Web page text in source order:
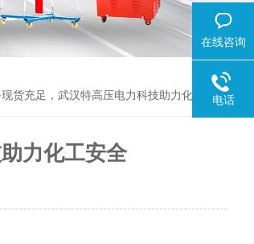
货充足，武汉特高压电力科技助力化工安全
力化工安全
在线咨询
电话